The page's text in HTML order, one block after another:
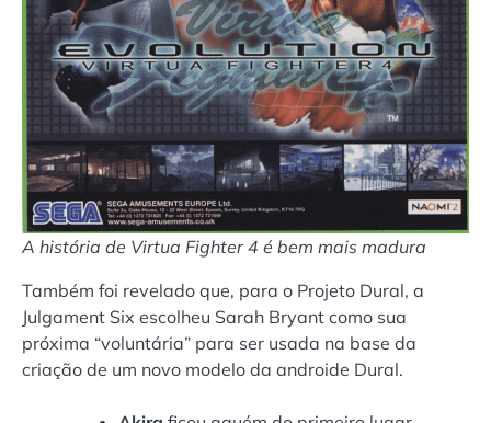
A história de Virtua Fighter 4 é bem mais madura
Também foi revelado que, para o Projeto Dural, a
Julgament Six escolheu Sarah Bryant como sua
próxima “voluntária” para ser usada na base da
criação de um novo modelo da androide Dural.